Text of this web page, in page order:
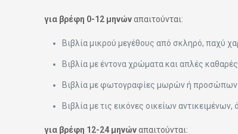
για βρέφη 0-12 μηνώναπαιτούνται:
Βιβλία μικρού μεγέθους από σκληρό, παχύ
Βιβλία με έντονα χρώματα και απλές
Βιβλία με φωτογραφίες μωρών ή προσώπων
Βιβλία με τις εικόνες οικείων
για βρέφη 12-24 μηνώναπαιτούνται: